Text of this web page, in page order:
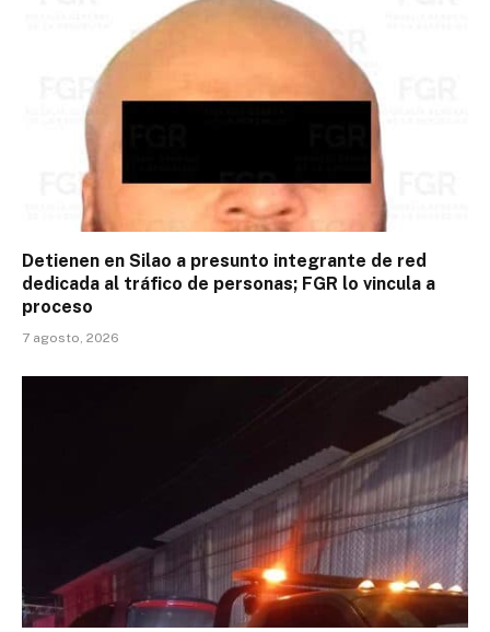
Detienen en Silao a presunto integrante de red
dedicada al tráfico de personas; FGR lo vincula a
proceso
7 agosto, 2026